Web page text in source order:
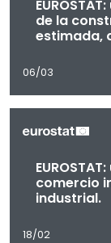
de la
estimada,
06/03
comercio
industrial.
18/02